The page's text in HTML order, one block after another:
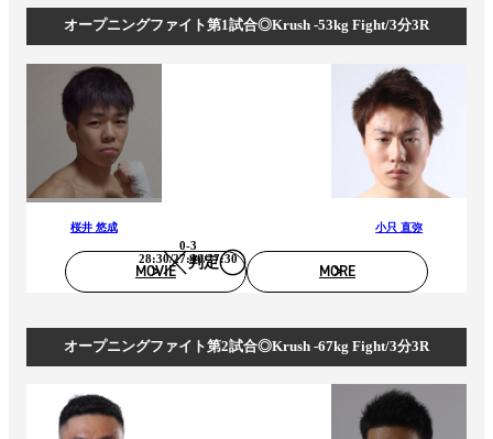
オープニングファイト第1試合◎Krush -53kg Fight/3分3R
桜井 悠成
判定
0-3
28:30/27:30/27:30
小只 直弥
MOVIE MORE
オープニングファイト第2試合◎Krush -67kg Fight/3分3R